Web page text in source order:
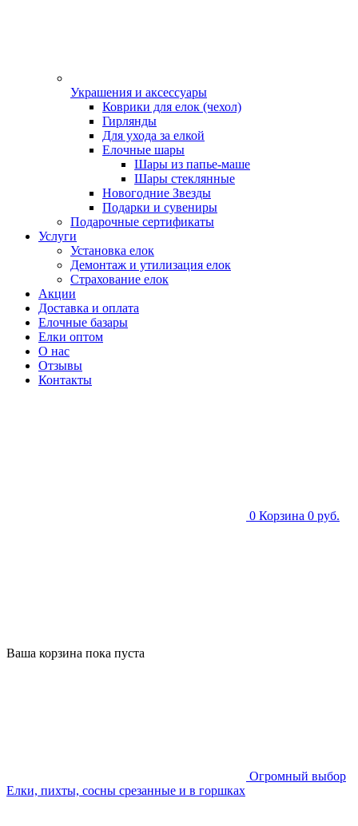
Украшения и аксессуары
Коврики для елок (чехол)
Гирлянды
Для ухода за елкой
Елочные шары
Шары из папье-маше
Шары стеклянные
Новогодние Звезды
Подарки и сувениры
Подарочные сертификаты
Услуги
Установка елок
Демонтаж и утилизация елок
Страхование елок
Акции
Доставка и оплата
Елочные базары
Елки оптом
О нас
Отзывы
Контакты
0 Корзина 0 руб.
Ваша корзина пока пуста
Огромный выбор
Елки, пихты, сосны срезанные и в горшках